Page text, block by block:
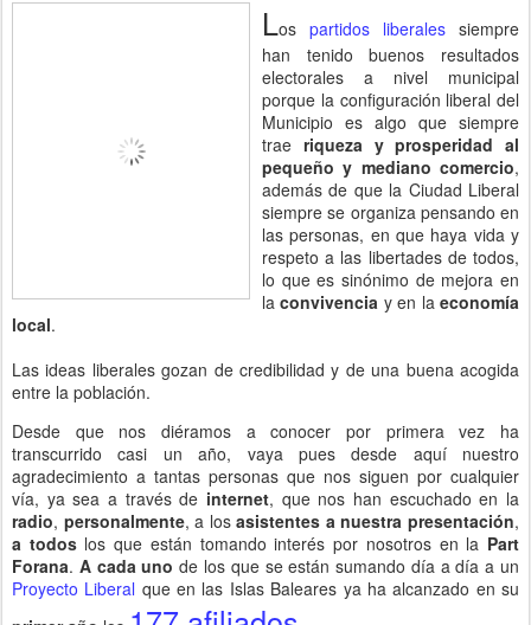
Los partidos liberales siempre
han tenido buenos resultados
electorales a nivel municipal
porque la configuración liberal del
Municipio es algo que siempre
trae riqueza y prosperidad al
pequeño y mediano comercio,
además de que la Ciudad Liberal
siempre se organiza pensando en
las personas, en que haya vida y
respeto a las libertades de todos,
lo que es sinónimo de mejora en
laconvivencia y en laeconomía
local.
Las ideas liberales gozan de credibilidad y de una buena acogida
entre la población.
Desde que nos diéramos a conocer por primera vez ha
transcurrido casi un año, vaya pues desde aquí nuestro
agradecimiento a tantas personas que nos siguen por cualquier
vía, ya sea a través de internet, que nos han escuchado en la
radio, personalmente, a losasistentes a nuestra presentación,
a todoslos que están tomando interés por nosotros en la Part
Forana. A cada uno de los que se están sumando día a día a un
Proyecto Liberal que en las Islas Baleares ya ha alcanzado en su